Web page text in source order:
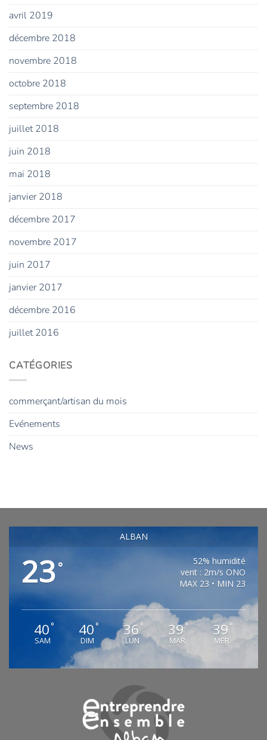
avril 2019
décembre 2018
novembre 2018
octobre 2018
septembre 2018
juillet 2018
juin 2018
mai 2018
janvier 2018
décembre 2017
novembre 2017
juin 2017
janvier 2017
décembre 2016
juillet 2016
CATÉGORIES
commerçant/artisan du mois
Evénements
News
ALBAN
23°
52% humidité
vent : 2m/s ONO
MAX 23 • MIN 23
40°
SAM
40°
DIM
36°
LUN
39°
MAR
39 °
MER